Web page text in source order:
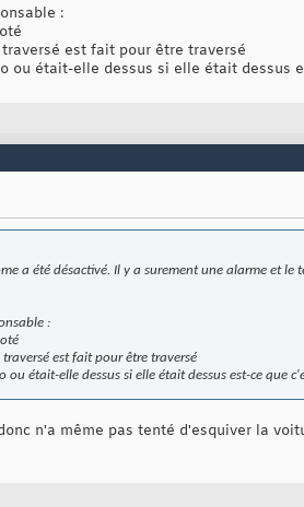
:
est fait pour être traversé
ou était-elle dessus si elle était dessus
a été désactivé. Il y a surement une alarme et
:
est fait pour être traversé
ou était-elle dessus si elle était dessus est-ce que
n'a même pas tenté d'esquiver la